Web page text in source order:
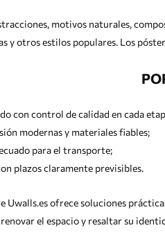
motivos naturales,
y otros estilos populares. Los
con control de calidad en cada
modernas y materiales fiables;
para el transporte;
plazos claramente previsibles.
Uwalls.es ofrece soluciones
el espacio y resaltar su